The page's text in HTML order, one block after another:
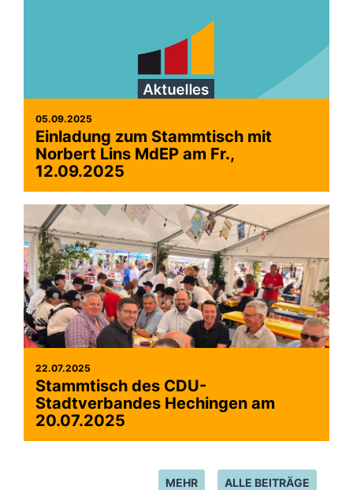
05.09.2025
Einladung zum Stammtisch mit
Norbert Lins MdEP am Fr.,
12.09.2025
22.07.2025
Stammtisch des CDU-
Stadtverbandes Hechingen am
20.07.2025
ALLE BEITRÄGE
MEHR